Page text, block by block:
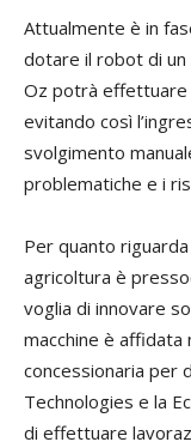
Attualmente è in
dotare il robot di
Oz potrà
evitando così
svolgimento
problematiche e i
Per quanto
agricoltura è
voglia di innovare
macchine è affidata
concessionaria per
Technologies e la
di effettuare